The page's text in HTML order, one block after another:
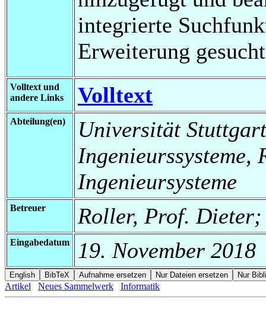
integrierte
Erweiterung
Volltext und
andere Links
Volltext
Abteilung(en)
Universität
Ingenieurssysteme,
Ingenieursysteme
Betreuer Roller, Prof.
Eingabedatum 19. November 2018
Artikel Neues Sammelwerk Informatik